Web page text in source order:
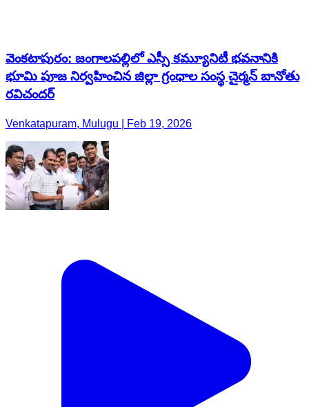
వెంకటాపురం: జంగాలపల్లిలో ఎస్సీ కమ్యూనిటీ భవనానికి
భూమి పూజ నిర్వహించిన జిల్లా గ్రంధాల సంస్థ చైర్మన్ బానోతు
రవిచందర్
Venkatapuram, Mulugu | Feb 19, 2026